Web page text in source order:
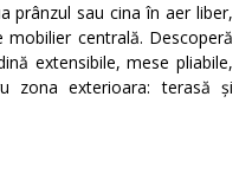
prânzul sau cina în aer liber,
centrală. Descoperă
extensibile, mese pliabile,
zona exterioara: terasă și